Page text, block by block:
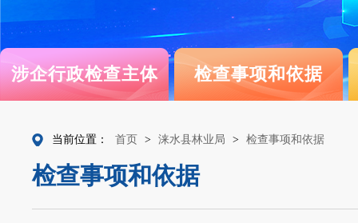
涉企行政检查主体 检查事项和依据
当前位置： 首页 > 涞水县林业局 > 检查事项和依据
检查事项和依据